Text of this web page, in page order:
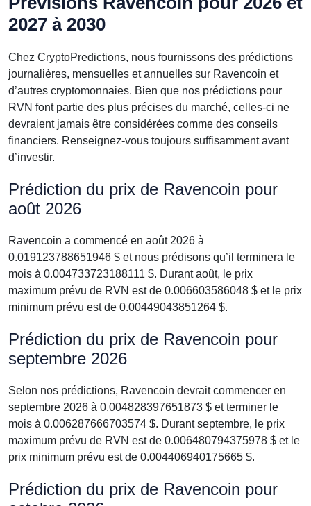
2027 à 2030
Chez CryptoPredictions, nous fournissons des prédictions
journalières, mensuelles et annuelles sur Ravencoin et
d’autres cryptomonnaies. Bien que nos prédictions pour
RVN font partie des plus précises du marché, celles-ci ne
devraient jamais être considérées comme des conseils
financiers. Renseignez-vous toujours suffisamment avant
d’investir.
Prédiction du prix de Ravencoin pour
août 2026
Ravencoin a commencé en août 2026 à
0.019123788651946 $ et nous prédisons qu’il terminera le
mois à 0.004733723188111 $. Durant août, le prix
maximum prévu de RVN est de 0.006603586048 $ et le prix
minimum prévu est de 0.00449043851264 $.
Prédiction du prix de Ravencoin pour
septembre 2026
Selon nos prédictions, Ravencoin devrait commencer en
septembre 2026 à 0.004828397651873 $ et terminer le
mois à 0.006287666703574 $. Durant septembre, le prix
maximum prévu de RVN est de 0.006480794375978 $ et le
prix minimum prévu est de 0.004406940175665 $.
Prédiction du prix de Ravencoin pour